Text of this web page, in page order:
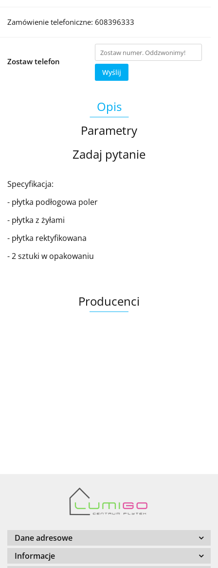
Zamówienie telefoniczne: 608396333
Zostaw telefon
Wyślij
Opis
Parametry
Zadaj pytanie
Specyfikacja:
- płytka podłogowa poler
- płytka z żyłami
- płytka rektyfikowana
- 2 sztuki w opakowaniu
Producenci
Barwolf
Dane adresowe
Informacje